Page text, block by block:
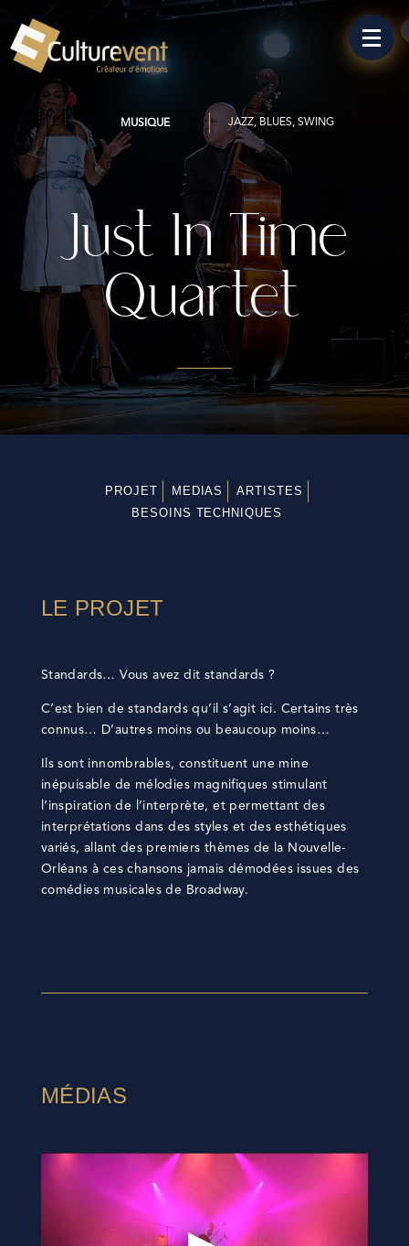
MUSIQUE JAZZ, BLUES, SWING
Just In Time
Quartet
PROJET MEDIAS
ARTISTES
BESOINS TECHNIQUES
LE PROJET
Standards… Vous avez dit standards ?
C’est bien de standards qu’il s’agit ici. Certains très
connus… D’autres moins ou beaucoup moins…
Ils sont innombrables, constituent une mine
inépuisable de mélodies magnifiques stimulant
l’inspiration de l’interprète, et permettant des
interprétations dans des styles et des esthétiques
variés, allant des premiers thèmes de la Nouvelle-
Orléans à ces chansons jamais démodées issues des
comédies musicales de Broadway.
MÉDIAS